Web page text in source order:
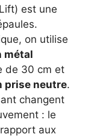
est une
on utilise
métal
de 30 cm et
prise neutre.
changent
: le
aux